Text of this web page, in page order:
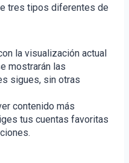
tres tipos diferentes de
la visualización actual
mostrarán las
sigues, sin otras
contenido más
tus cuentas favoritas